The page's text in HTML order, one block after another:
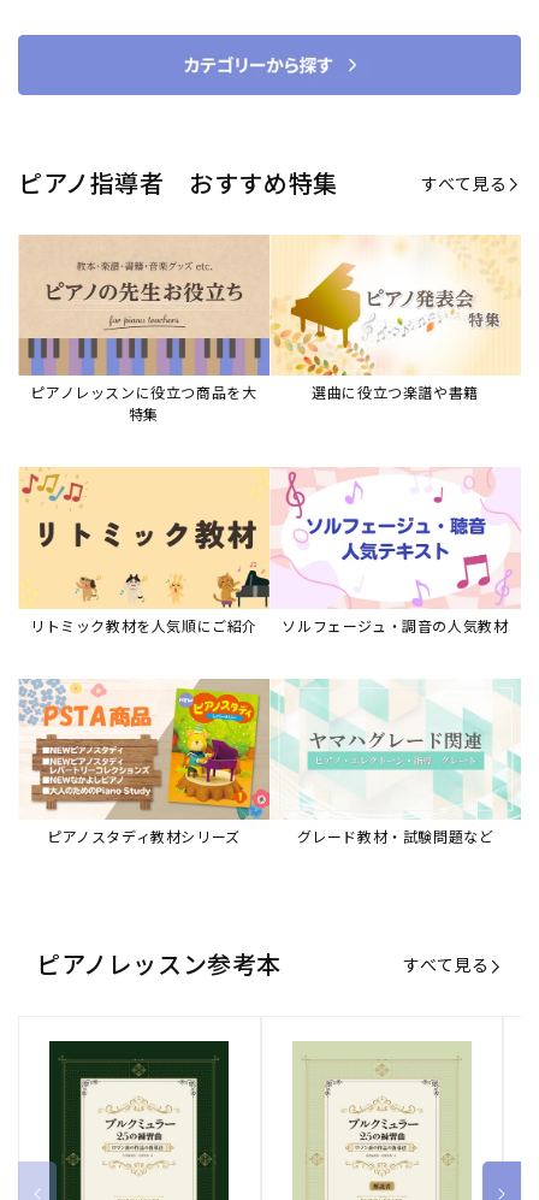
ピアノ指導者 おすすめ特集 すべて見る
ピアノレッスンに役立つ商品を大
特集
選曲に役立つ楽譜や書籍
リトミック教材を人気順にご紹介 ソルフェージュ・調音の人気教材
ピアノスタディ教材シリーズ グレード教材・試験問題など
ピアノレッスン参考本 すべて見る